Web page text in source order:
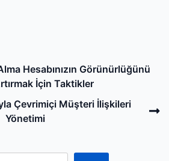
Hesabınızın Görünürlüğünü
İçin Taktikler
Çevrimiçi Müşteri İlişkileri
Yönetimi